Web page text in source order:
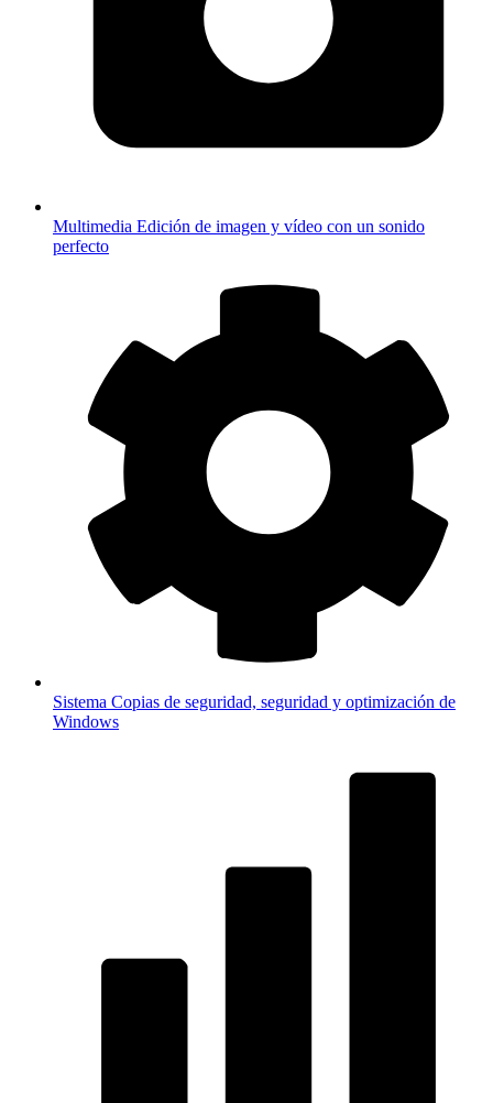
Multimedia Edición de imagen y vídeo con un sonido
perfecto
Sistema Copias de seguridad, seguridad y optimización de
Windows